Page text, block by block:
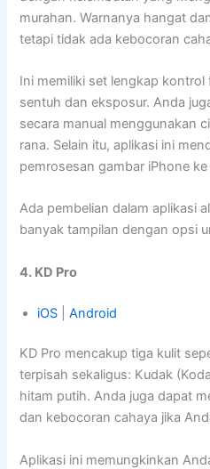
murahan. Warnanya hangat
tetapi tidak ada kebocoran
Ini memiliki set lengkap
sentuh dan eksposur. Anda
secara manual menggunakan
rana. Selain itu, aplikasi ini
pemrosesan gambar iPhone ke
Ada pembelian dalam aplikasi
banyak tampilan dengan opsi
4. KD Pro
iOS |Android
KD Pro mencakup tiga kulit
terpisah sekaligus: Kudak
hitam putih. Anda juga dapat
dan kebocoran cahaya jika
Aplikasi ini memungkinkan